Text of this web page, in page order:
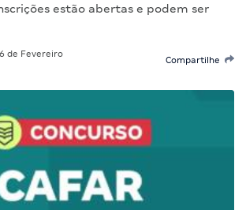
estão abertas e podem ser
de Fevereiro
Compartilhe